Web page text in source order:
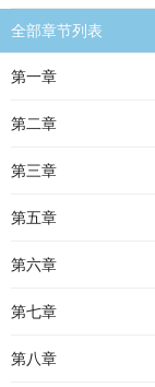
全部章节列表
第一章
第二章
第三章
第五章
第六章
第七章
第八章